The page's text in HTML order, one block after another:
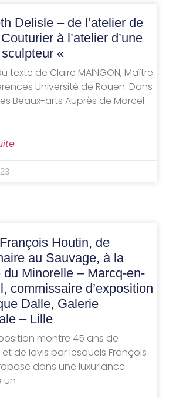
Delisle – de l’atelier de
à l’atelier d’une
«
texte de Claire MAINGON, Maître
Université de Rouen. Dans
Beaux-arts Auprès de Marcel
Houtin, de
au Sauvage, à la
du Minorelle – Marcq-en-
commissaire d’exposition
Dalle, Galerie
– Lille
montre 45 ans de
de lavis par lesquels François
dans une luxuriance
un